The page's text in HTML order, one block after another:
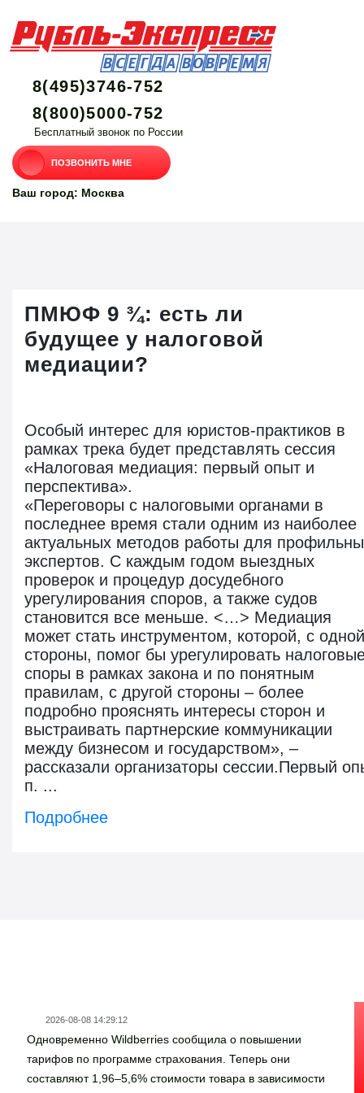
8(495)3746-752
8(800)5000-752
Бесплатный звонок по России
ПОЗВОНИТЬ МНЕ
Ваш город: Москва
ПМЮФ 9 ¾: есть ли
будущее у налоговой
медиации?
Особый интерес для юристов-практиков в
рамках трека будет представлять сессия
«Налоговая медиация: первый опыт и
перспектива».
«Переговоры с налоговыми органами в
последнее время стали одним из наиболее
актуальных методов работы для
экспертов. С каждым годом выездных
проверок и процедур досудебного
урегулирования споров, а также судов
становится все меньше. <…> Медиация
может стать инструментом, которой, с одной
стороны, помог бы урегулировать
споры в рамках закона и по понятным
правилам, с другой стороны – более
подробно прояснять интересы сторон и
выстраивать партнерские коммуникации
между бизнесом и государством», –
рассказали организаторы сессии.Первый
п. ...
Подробнее
2026-08-08 14:29:12
Одновременно Wildberries сообщила о повышении
тарифов по программе страхования. Теперь они
составляют 1,96–5,6% стоимости товара в зависимости